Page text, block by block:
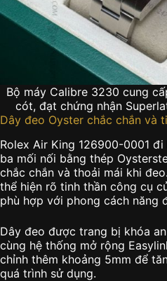
Bộ máy Calibre 3230 cung
cót, đạt chứng nhận
Dây đeo Oyster chắc chắn và
Rolex Air King 126900-0001
ba mối nối bằng thép
chắc chắn và thoải mái khi
thể hiện rõ tinh thần công cụ
phù hợp với phong cách năng
Dây đeo được trang bị khóa
cùng hệ thống mở rộng
chỉnh thêm khoảng 5mm để
quá trình sử dụng.